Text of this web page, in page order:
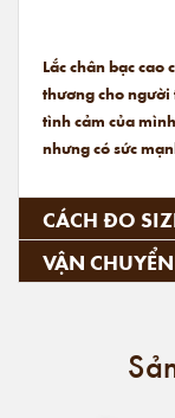
Lắc chân bạc
thương cho
tình cảm của
nhưng có sức
CÁCH ĐO
VẬN